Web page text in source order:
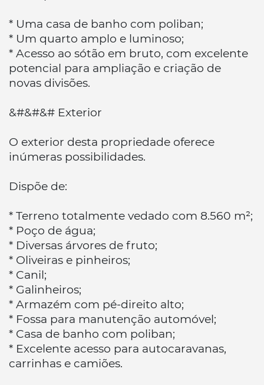
* Uma casa de banho com poliban;
* Um quarto amplo e luminoso;
* Acesso ao sótão em bruto, com excelente
potencial para ampliação e criação de
novas divisões.
&#&#&# Exterior
O exterior desta propriedade oferece
inúmeras possibilidades.
Dispõe de:
* Terreno totalmente vedado com 8.560 m²;
* Poço de água;
* Diversas árvores de fruto;
* Oliveiras e pinheiros;
* Canil;
* Galinheiros;
* Armazém com pé-direito alto;
* Fossa para manutenção automóvel;
* Casa de banho com poliban;
* Excelente acesso para autocaravanas,
carrinhas e camiões.